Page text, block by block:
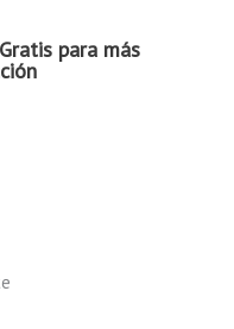
para más